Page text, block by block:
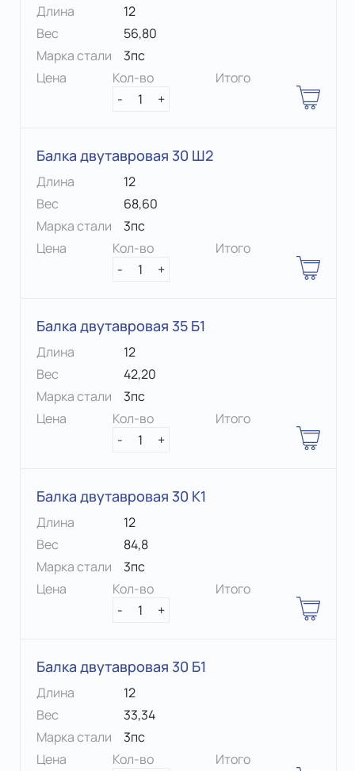
Длина
12
Вес
56,80
Марка стали
3пс
Цена
Кол-во
-
1 +
Итого
Балка двутавровая 30 Ш2
Длина
12
Вес
68,60
Марка стали
3пс
Цена
Кол-во
-
1 +
Итого
Балка двутавровая 35 Б1
Длина
12
Вес
42,20
Марка стали
3пс
Цена
Кол-во
-
1 +
Итого
Балка двутавровая 30 К1
Длина
12
Вес
84,8
Марка стали
3пс
Цена
Кол-во
-
1 +
Итого
Балка двутавровая 30 Б1
Длина
12
Вес
33,34
Марка стали
3пс
Цена
Кол-во
Итого